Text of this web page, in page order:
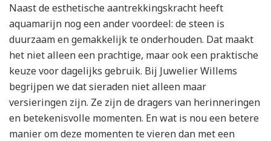
Naast de esthetische aantrekkingskracht heeft
aquamarijn nog een ander voordeel: de steen is
duurzaam en gemakkelijk te onderhouden. Dat maakt
het niet alleen een prachtige, maar ook een praktische
keuze voor dagelijks gebruik. Bij Juwelier Willems
begrijpen we dat sieraden niet alleen maar
versieringen zijn. Ze zijn de dragers van herinneringen
en betekenisvolle momenten. En wat is nou een betere
manier om deze momenten te vieren dan met een